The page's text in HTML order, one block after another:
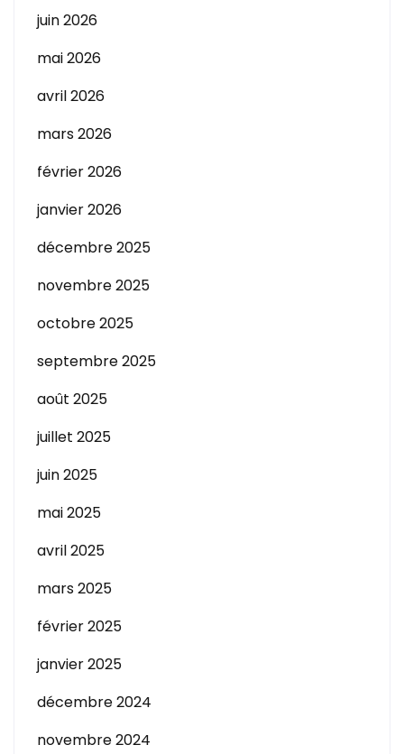
juin 2026
mai 2026
avril 2026
mars 2026
février 2026
janvier 2026
décembre 2025
novembre 2025
octobre 2025
septembre 2025
août 2025
juillet 2025
juin 2025
mai 2025
avril 2025
mars 2025
février 2025
janvier 2025
décembre 2024
novembre 2024